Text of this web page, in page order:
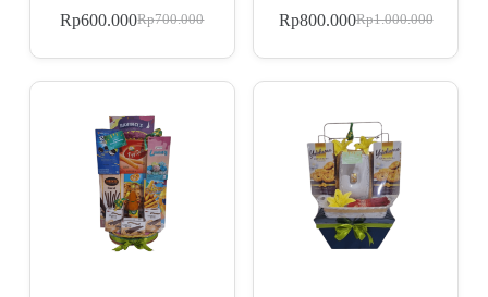
Rp700.000
Rp600.000 Rp1.000.000
Rp800.000